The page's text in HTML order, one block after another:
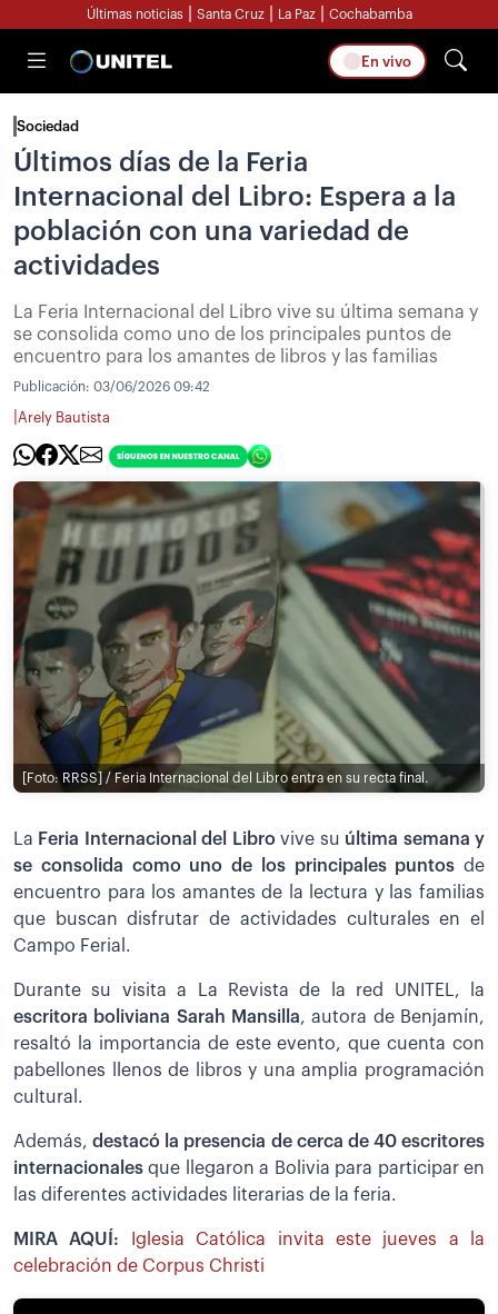
Últimas noticias Santa Cruz La Paz Cochabamba
En vivo
Sociedad
Últimos días de la Feria
Internacional del Libro: Espera a la
población con una variedad de
actividades
La Feria Internacional del Libro vive su última semana y
se consolida como uno de los principales puntos de
encuentro para los amantes de libros y las familias
Publicación: 03/06/2026 09:42
Arely Bautista
[Foto: RRSS] / Feria Internacional del Libro entra en su recta final.
La Feria Internacional del Librovive su última semana y
se consolida como uno de los principales puntos de
encuentro para los amantes de la lectura y las familias
que buscan disfrutar de actividades culturales en el
Campo Ferial.
Durante su visita a La Revista de la red UNITEL, la
escritora boliviana Sarah Mansilla, autora de Benjamín,
resaltó la importancia de este evento, que cuenta con
pabellones llenos de libros y una amplia programación
cultural.
Además,destacó la presencia de cerca de 40 escritores
internacionales que llegaron a Bolivia para participar en
las diferentes actividades literarias de la feria.
MIRA AQUÍ:
Iglesia Católica invita este jueves a la
celebración de Corpus Christi